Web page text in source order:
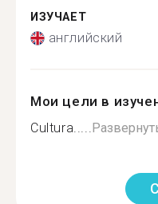
ИЗУЧАЕТ
английский
Мои цели в
Cultura.....